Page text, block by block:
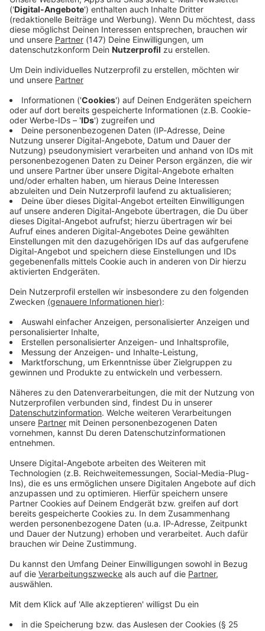
Immer auf dem Laufenden
bleiben!
Verpass' nichts mehr - mit unserem kostenlosen
ANTENNE BAYERN Newsletter. Ob Nachrichten,
Lifestyle oder unsere neuesten Aktionen - wir
informieren dich.
Zum Newsletter anmelden
Du möchtest uns etwas sagen?
Studio Hotline
Kontaktformular
Sprachnachricht
© dpa-infocom, dpa:260508-930-52277/1